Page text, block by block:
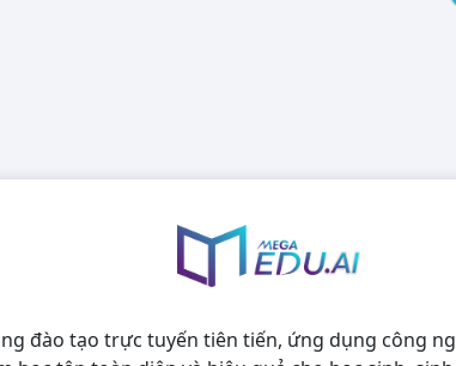
luật
luật
luật 15
34
148
đào tạo trực tuyến tiên tiến, ứng dụng công